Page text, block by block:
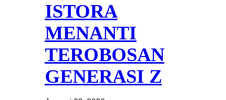
ISTORA
MENANTI
TEROBOSAN
GENERASI Z